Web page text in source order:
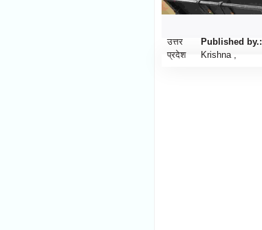
उत्तर
प्रदेश
Published by.:
Krishna ,